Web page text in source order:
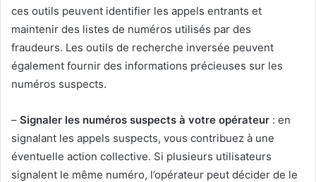
ces outils peuvent identifier les appels entrants et
maintenir des listes de numéros utilisés par des
fraudeurs. Les outils de recherche inversée peuvent
également fournir des informations précieuses sur les
numéros suspects.
– Signaler les numéros suspects à votre opérateur : en
signalant les appels suspects, vous contribuez à une
éventuelle action collective. Si plusieurs utilisateurs
signalent le même numéro, l’opérateur peut décider de le